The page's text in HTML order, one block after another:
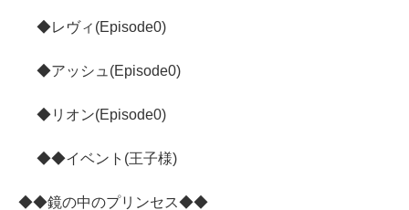
◆レヴィ(Episode0)
◆アッシュ(Episode0)
◆リオン(Episode0)
◆◆イベント(王子様)
◆◆鏡の中のプリンセス◆◆